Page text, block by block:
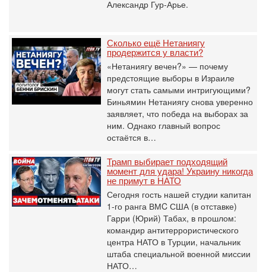
Александр Гур-Арье.
Сколько ещё Нетаниягу
продержится у власти?
«Нетаниягу вечен?» — почему
предстоящие выборы в Израиле
могут стать самыми интригующими?
Биньямин Нетаниягу снова уверенно
заявляет, что победа на выборах за
ним. Однако главный вопрос
остаётся в…
Трамп выбирает подходящий
момент для удара! Украину никогда
не примут в НАТО
Сегодня гость нашей студии капитан
1-го ранга ВМC США (в отставке)
Гарри (Юрий) Табах, в прошлом:
командир антитеррористического
центра НАТО в Турции, начальник
штаба специальной военной миссии
НАТО…